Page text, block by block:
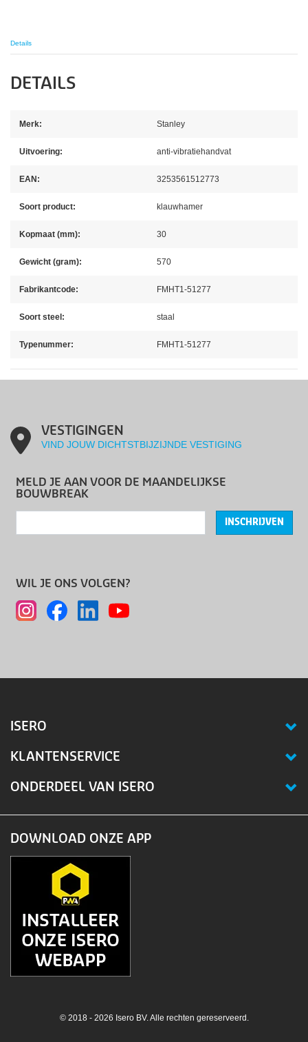
Details
DETAILS
Merk: Stanley
Uitvoering: anti-vibratiehandvat
EAN: 3253561512773
Soort product: klauwhamer
Kopmaat (mm): 30
Gewicht (gram): 570
Fabrikantcode: FMHT1-51277
Soort steel: staal
Typenummer: FMHT1-51277
VESTIGINGEN
VIND JOUW DICHTSTBIJZIJNDE VESTIGING
MELD JE AAN VOOR DE MAANDELIJKSE
BOUWBREAK
INSCHRIJVEN
WIL JE ONS VOLGEN?
ISERO
KLANTENSERVICE
ONDERDEEL VAN ISERO
DOWNLOAD ONZE APP
© 2018 - 2026 Isero BV. Alle rechten gereserveerd.